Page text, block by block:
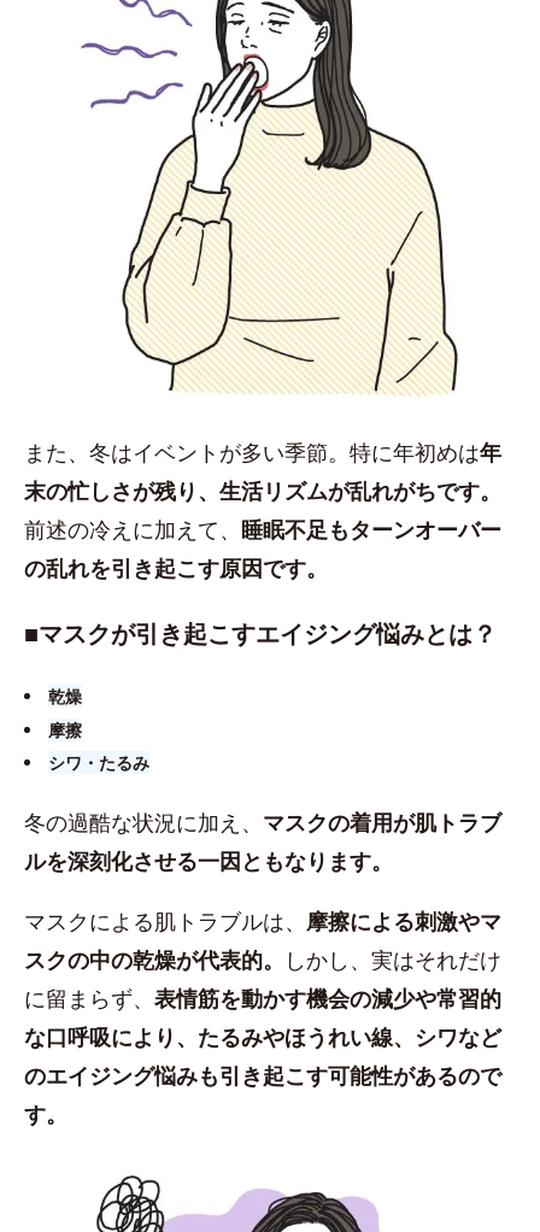
また、冬はイベントが多い季節。特に年初めは年
末の忙しさが残り、生活リズムが乱れがちです。
前述の冷えに加えて、 睡眠不足もターンオーバー
の乱れを引き起こす原因です。
■​マスクが引き起こすエイジング悩みとは？
乾燥
摩擦
シワ・たるみ
冬の過酷な状況に加え、 マスクの着用が肌トラブ
ルを深刻化させる一因ともなります。
マスクによる肌トラブルは、 摩擦による刺激やマ
スクの中の乾燥が代表的。
しかし、実はそれだけ
に留まらず、 表情筋を動かす機会の減少や常習的
な口呼吸により、たるみやほうれい線、シワなど
のエイジング悩みも引き起こす可能性があるので
す。